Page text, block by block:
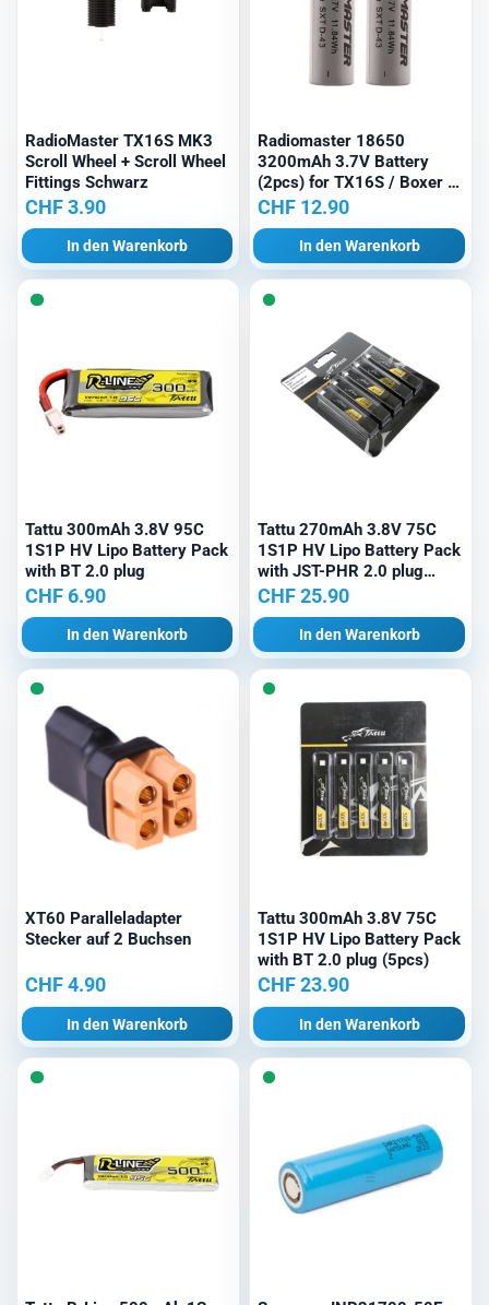
RadioMaster TX16S MK3
Scroll Wheel + Scroll Wheel
Fittings Schwarz
CHF3.90
In den Warenkorb
Radiomaster 18650
3200mAh 3.7V Battery
(2pcs) for TX16S / Boxer /
TX12/ Pocket / MT12
Radios
CHF12.90
In den Warenkorb
Tattu 300mAh 3.8V 95C
1S1P HV Lipo Battery Pack
with BT 2.0 plug
CHF6.90
In den Warenkorb
Tattu 270mAh 3.8V 75C
1S1P HV Lipo Battery Pack
with JST-PHR 2.0 plug
(5pcs)
CHF25.90
In den Warenkorb
XT60 Paralleladapter
Stecker auf 2 Buchsen
CHF4.90
In den Warenkorb
Tattu 300mAh 3.8V 75C
1S1P HV Lipo Battery Pack
with BT 2.0 plug (5pcs)
CHF23.90
In den Warenkorb